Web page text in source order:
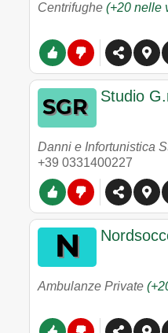
Centrifughe (+20 nelle
Studio
Danni e Infortunistica
+39 0331400227
Ambulanze Private